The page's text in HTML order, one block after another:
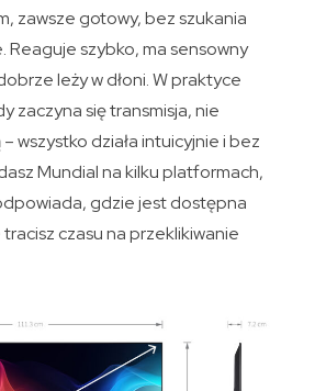
zawsze gotowy, bez szukania
Reaguje szybko, ma sensowny
leży w dłoni. W praktyce
zaczyna się transmisja, nie
wszystko działa intuicyjnie i bez
Mundial na kilku platformach,
gdzie jest dostępna
czasu na przeklikiwanie